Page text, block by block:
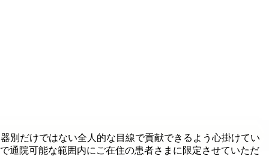
別だけではない全人的な目線で貢献できるよう心掛けてい
通院可能な範囲内にご在住の患者さまに限定させていただ